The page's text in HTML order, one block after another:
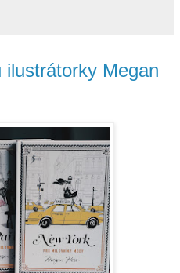
ilustrátorky Megan